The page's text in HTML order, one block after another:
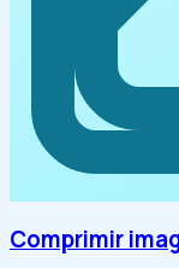
Comprimir